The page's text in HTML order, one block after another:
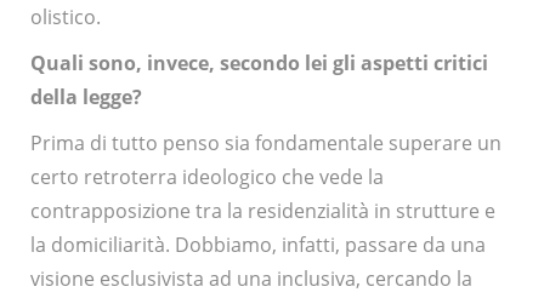
olistico.
Quali sono, invece, secondo lei gli aspetti critici
della legge?
Prima di tutto penso sia fondamentale superare un
certo retroterra ideologico che vede la
contrapposizione tra la residenzialità in strutture e
la domiciliarità. Dobbiamo, infatti, passare da una
visione esclusivista ad una inclusiva, cercando la